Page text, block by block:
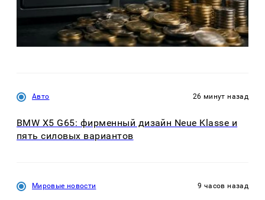
Авто 26 минут назад
BMW X5 G65: фирменный дизайн Neue Klasse и
пять силовых вариантов
Мировые новости 9 часов назад